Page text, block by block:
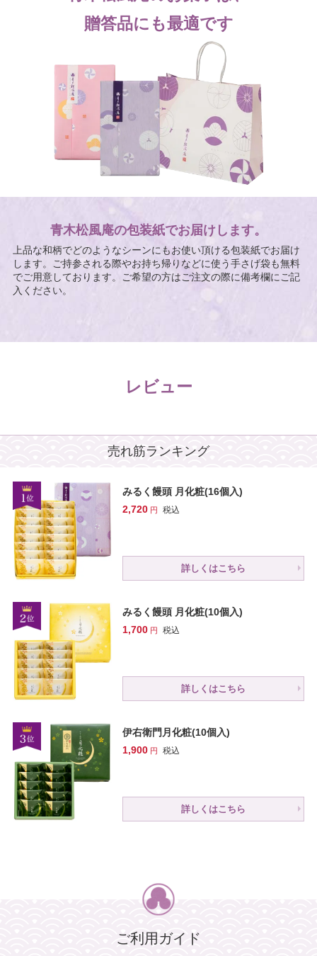
贈答品にも最適です
青木松風庵の包装紙でお届けします。
上品な和柄でどのようなシーンにもお使い頂ける包装紙でお届け
します。ご持参される際やお持ち帰りなどに使う手さげ袋も無料
でご用意しております。ご希望の方はご注文の際に備考欄にご記
入ください。
レビュー
売れ筋ランキング
みるく饅頭 月化粧(16個入)
2,720
税込
詳しくはこちら
みるく饅頭 月化粧(10個入)
1,700
税込
詳しくはこちら
伊右衛門月化粧(10個入)
1,900
税込
詳しくはこちら
ご利用ガイド